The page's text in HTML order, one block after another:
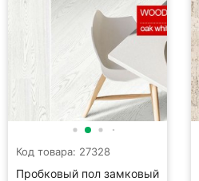
Код товара: 27328
Пробковый пол замковый